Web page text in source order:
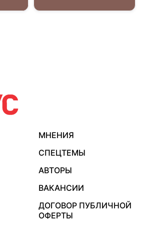
МНЕНИЯ
СПЕЦТЕМЫ
АВТОРЫ
ВАКАНСИИ
ДОГОВОР ПУБЛИЧНОЙ
ОФЕРТЫ